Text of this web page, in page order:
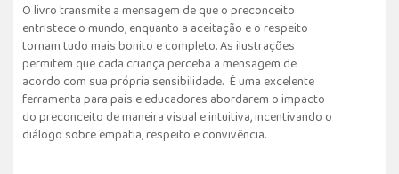
O livro transmite a mensagem de que o preconceito
entristece o mundo, enquanto a aceitação e o respeito
tornam tudo mais bonito e completo. As ilustrações
permitem que cada criança perceba a mensagem de
acordo com sua própria sensibilidade. É uma excelente
ferramenta para pais e educadores abordarem o impacto
do preconceito de maneira visual e intuitiva, incentivando o
diálogo sobre empatia, respeito e convivência.